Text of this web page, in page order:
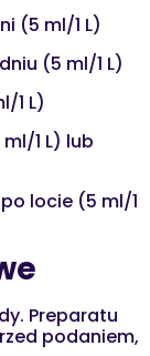
(5 ml/1 L)
(5 ml/1 L)
1 L)
1 L) lub
locie (5 ml/1
Preparatu
podaniem,